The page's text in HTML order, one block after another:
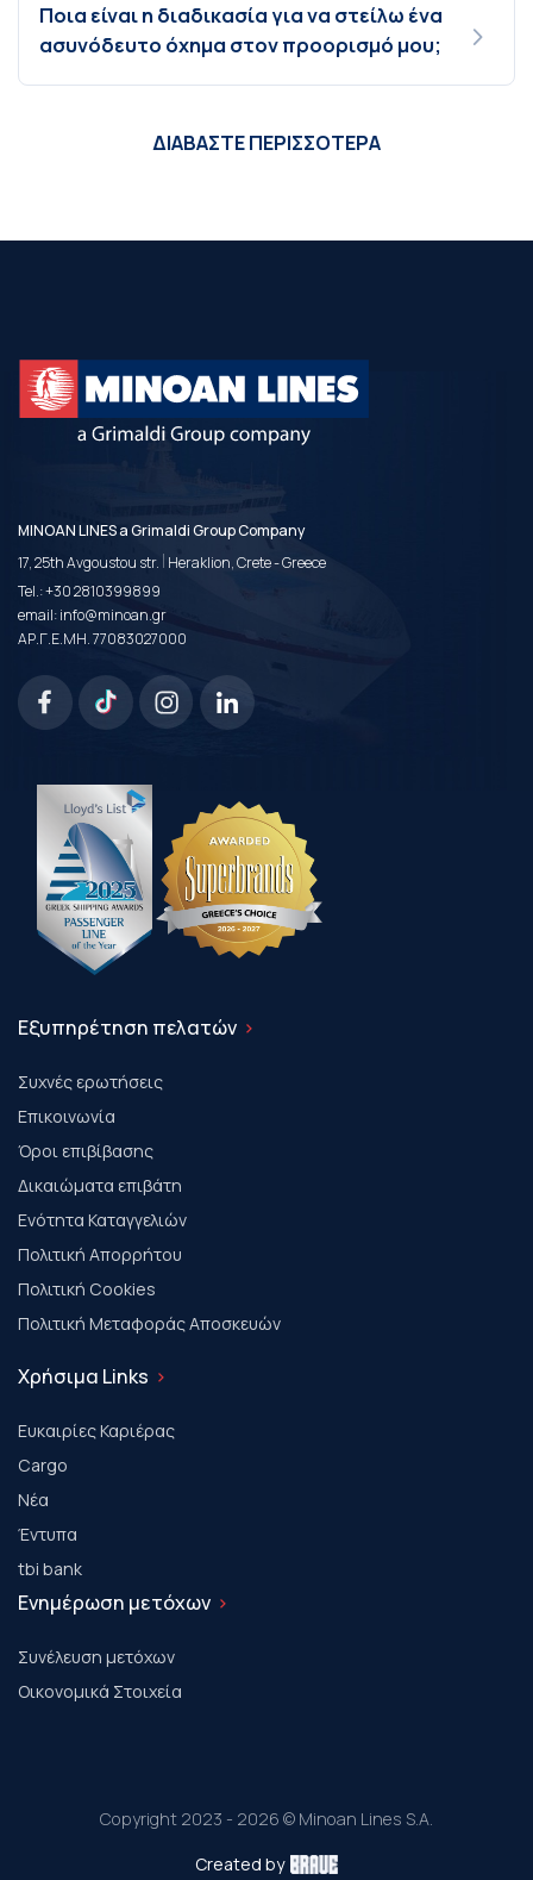
Ποια είναι η διαδικασία για να στείλω ένα
ασυνόδευτο όχημα στον προορισμό μου;
ΔΙΑΒΑΣΤΕ ΠΕΡΙΣΣΟΤΕΡΑ
MINOAN LINES a Grimaldi Group Company
17, 25th Avgoustou str. | Heraklion, Crete - Greece
Tel.:+30 2810399899
email:info@minoan.gr
ΑΡ.Γ.Ε.ΜΗ. 77083027000
Εξυπηρέτηση πελατών
Συχνές ερωτήσεις
Επικοινωνία
Όροι επιβίβασης
Δικαιώματα επιβάτη
Ενότητα Καταγγελιών
Πολιτική Απορρήτου
Πολιτική Cookies
Πολιτική Μεταφοράς Αποσκευών
Χρήσιμα Links
Ευκαιρίες Καριέρας
Cargo
Νέα
Έντυπα
tbi bank
Ενημέρωση μετόχων
Συνέλευση μετόχων
Οικονομικά Στοιχεία
Copyright 2023 - 2026 © Minoan Lines S.A.
Created by